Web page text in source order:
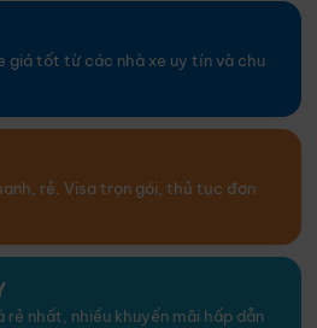
giá tốt từ các nhà xe uy tín và chu
rẻ. Visa trọn gói, thủ tục đơn
rẻ nhất, nhiều khuyến mãi hấp dẫn